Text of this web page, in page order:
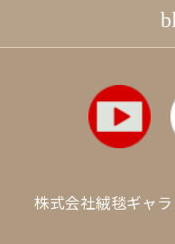
株式会社絨毯ギャ